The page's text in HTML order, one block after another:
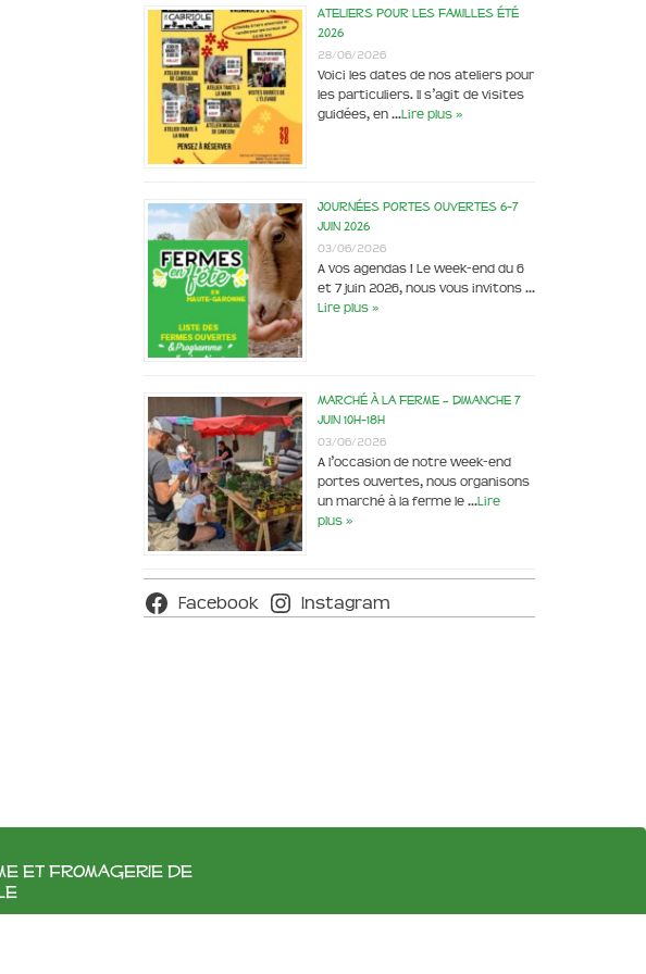
Ateliers pour les familles été
2026
28/06/2026
Voici les dates de nos ateliers pour
les particuliers. Il s’agit de visites
guidées, en …Lire plus »
Journées portes ouvertes 6-7
juin 2026
03/06/2026
A vos agendas ! Le week-end du 6
et 7 juin 2026, nous vous invitons …
Lire plus »
Marché à la ferme – dimanche 7
juin 10h-18h
03/06/2026
A l’occasion de notre week-end
portes ouvertes, nous organisons
un marché à la ferme le …Lire
plus »
Facebook Instagram
et fromagerie de